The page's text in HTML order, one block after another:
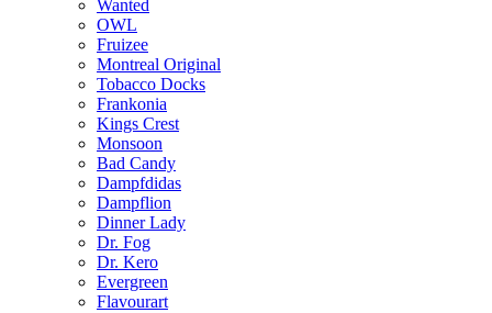
Wanted
OWL
Fruizee
Montreal Original
Tobacco Docks
Frankonia
Kings Crest
Monsoon
Bad Candy
Dampfdidas
Dampflion
Dinner Lady
Dr. Fog
Dr. Kero
Evergreen
Flavourart